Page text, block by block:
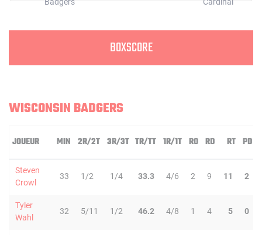
BOXSCORE
WISCONSIN BADGERS
JOUEUR MIN 2R/2T 3R/3T TR/TT 1R/1T RO RD RT PD
Steven
Crowl
33 1/2 1/4 33.3 4/6 2 9 11 2
Tyler
Wahl
32 5/11 1/2 46.2 4/8 1 4 5 0